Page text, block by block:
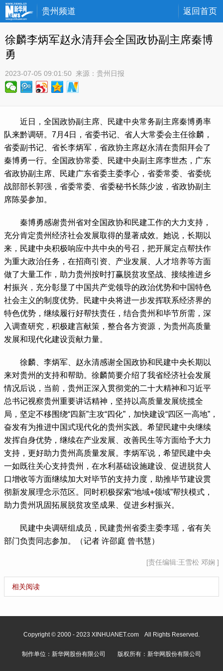
贵州频道 返回首页
徐麟李炳军赵永清拜会全国政协副主席秦博
勇
2023-07-05 09:01:50 来源： 贵州日报
近日，全国政协副主席、民建中央常务副主席秦博勇率
队来黔调研。7月4日，省委书记、省人大常委会主任徐麟，
省委副书记、省长李炳军，省政协主席赵永清在贵阳拜会了
秦博勇一行。全国政协常委、民建中央副主席李世杰，广东
省政协副主席、民建广东省委主委李心，省委常委、省委统
战部部长郭强，省委常委、省委秘书长陈少波，省政协副主
席陈晏参加。
秦博勇感谢贵州省对全国政协和民建工作的大力支持，
充分肯定贵州经济社会发展取得的显著成效。她说，长期以
来，民建中央积极响应中共中央的号召，把开展定点帮扶作
为重大政治任务，在招商引资、产业发展、人才培养等方面
做了大量工作，助力贵州按时打赢脱贫攻坚战、接续推进乡
村振兴，充分彰显了中国共产党领导的政治优势和中国特色
社会主义的制度优势。民建中央将进一步发挥联系经济界的
特色优势，继续履行好帮扶责任，结合贵州和毕节所需，深
入调查研究，积极建言献策，整合各方资源，为贵州高质量
发展和现代化建设贡献力量。
徐麟、李炳军、赵永清感谢全国政协和民建中央长期以
来对贵州的支持和帮助。徐麟简要介绍了我省经济社会发展
情况后说，当前，贵州正深入贯彻党的二十大精神和习近平
总书记视察贵州重要讲话精神，坚持以高质量发展统揽全
局，坚定不移围绕“四新”主攻“四化”，加快建设“四区一高地”，
奋发有为推进中国式现代化的贵州实践。希望民建中央继续
发挥自身优势，继续在产业发展、改善民生等方面给予大力
支持，更好助力贵州高质量发展。李炳军说，希望民建中央
一如既往关心支持贵州，在水利基础设施建设、促进脱贫人
口增收等方面继续加大对毕节的支持力度，助推毕节建设贯
彻新发展理念示范区。同时积极探索“地域+领域”帮扶模式，
助力贵州巩固拓展脱贫攻坚成果、促进乡村振兴。
民建中央调研组成员，民建贵州省委主委李瑶，省有关
部门负责同志参加。（记者 许邵庭 曾书慧）
[责任编辑:王雪松 邓娴 ]
相关阅读
Copyright © 2000 - 2023 XINHUANET.com All Rights Reserved.
制作单位：新华网股份有限公司 版权所有：新华网股份有限公司